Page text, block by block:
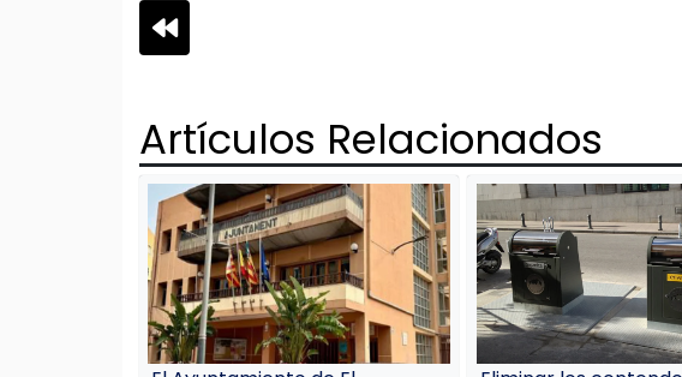
Navegación
de
entradas
Artículos Relacionados